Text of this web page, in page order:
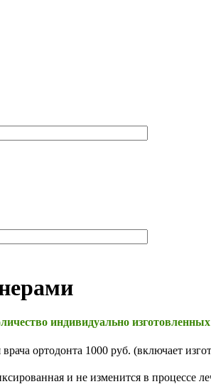
индивидуально
врача ортодонта 1000 руб. (включает
и не изменится в процессе